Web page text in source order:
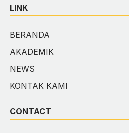
LINK
BERANDA
AKADEMIK
NEWS
KONTAK KAMI
CONTACT